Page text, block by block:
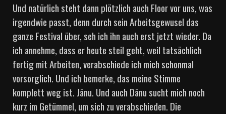
Und natürlich steht dann plötzlich auch Floor vor uns, was
irgendwie passt, denn durch sein Arbeitsgewusel das
ganze Festival über, seh ich ihn auch erst jetzt wieder. Da
ich annehme, dass er heute steil geht, weil tatsächlich
fertig mit Arbeiten, verabschiede ich mich schonmal
vorsorglich. Und ich bemerke, das meine Stimme
komplett weg ist. Jänu. Und auch Dänu sucht mich noch
kurz im Getümmel, um sich zu verabschieden. Die